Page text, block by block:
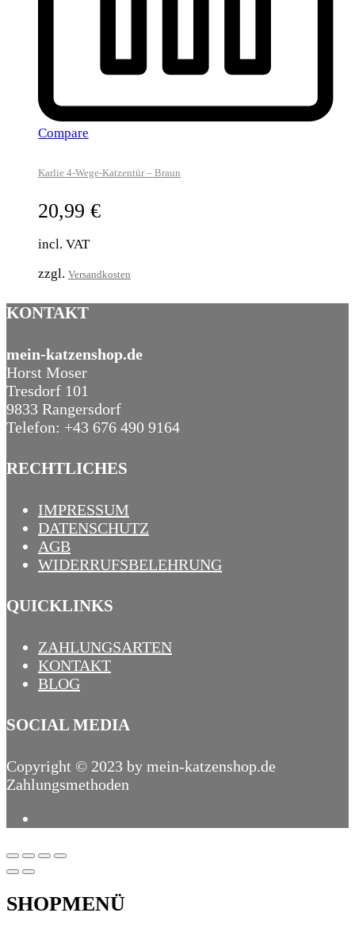
Compare
Karlie 4-Wege-Katzentür – Braun
20,99 €
incl. VAT
zzgl. Versandkosten
KONTAKT
mein-katzenshop.de
Horst Moser
Tresdorf 101
9833 Rangersdorf
Telefon: +43 676 490 9164
RECHTLICHES
IMPRESSUM
DATENSCHUTZ
AGB
WIDERRUFSBELEHRUNG
QUICKLINKS
ZAHLUNGSARTEN
KONTAKT
BLOG
SOCIAL MEDIA
Copyright © 2023 by mein-katzenshop.de
Zahlungsmethoden
SHOPMENÜ